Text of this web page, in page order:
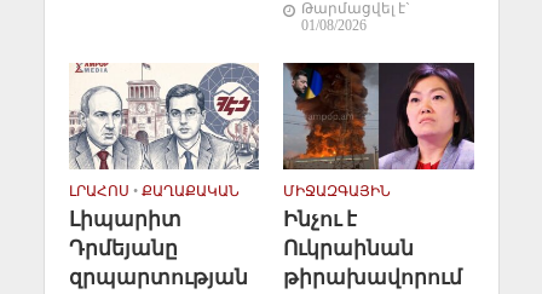
Թարմացվել է`
01/08/2026
ԼՐԱՀՈՍ • ՔԱՂԱՔԱԿԱՆ
Լիպարիտ
Դրմեյանը
զրպարտության
ՄԻՋԱԶԳԱՅԻՆ
Ինչու է
Ուկրաինան
թիրախավորում